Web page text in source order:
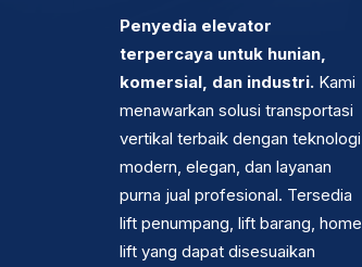
Penyedia elevator
terpercaya untuk hunian,
komersial, dan industri. Kami
menawarkan solusi transportasi
vertikal terbaik dengan teknologi
modern, elegan, dan layanan
purna jual profesional. Tersedia
lift penumpang, lift barang, home
lift yang dapat disesuaikan